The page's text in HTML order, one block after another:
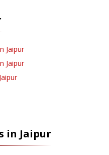
Jaipur
Jaipur
in Jaipur